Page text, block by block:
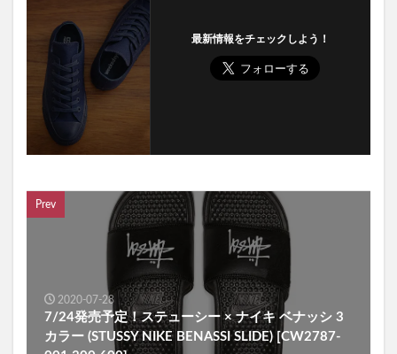
最新情報をチェックしよう！
Prev
2020-07-28
7/24発売予定！ステューシー × ナイキ ベナッシ 3
カラー (STUSSY NIKE BENASSI SLIDE) [CW2787-